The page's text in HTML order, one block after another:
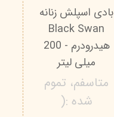
بادی اسپلش زنانه
Black Swan
هیدرودرم - 200
میلی لیتر
متاسفم، تموم
شده :(